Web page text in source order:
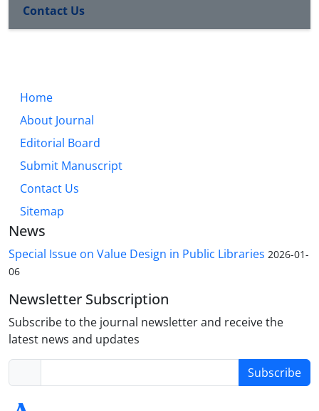
Contact Us
Home
About Journal
Editorial Board
Submit Manuscript
Contact Us
Sitemap
News
Special Issue on Value Design in Public Libraries 2026-01-
06
Newsletter Subscription
Subscribe to the journal newsletter and receive the
latest news and updates
Subscribe